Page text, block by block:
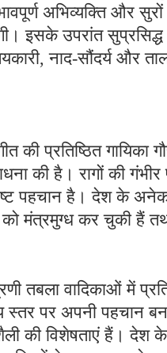
भावपूर्ण अभिव्यक्ति और
इसके उपरांत
नाद-सौंदर्य और
की प्रतिष्ठित गायिका
की है। रागों की
पहचान है। देश के अनेक
मंत्रमुग्ध कर चुकी हैं
तबला वादिकाओं में
स्तर पर अपनी पहचान
की विशेषताएं हैं। देश